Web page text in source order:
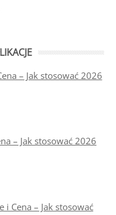
– Jak stosować 2026
– Jak stosować 2026
i Cena – Jak stosować